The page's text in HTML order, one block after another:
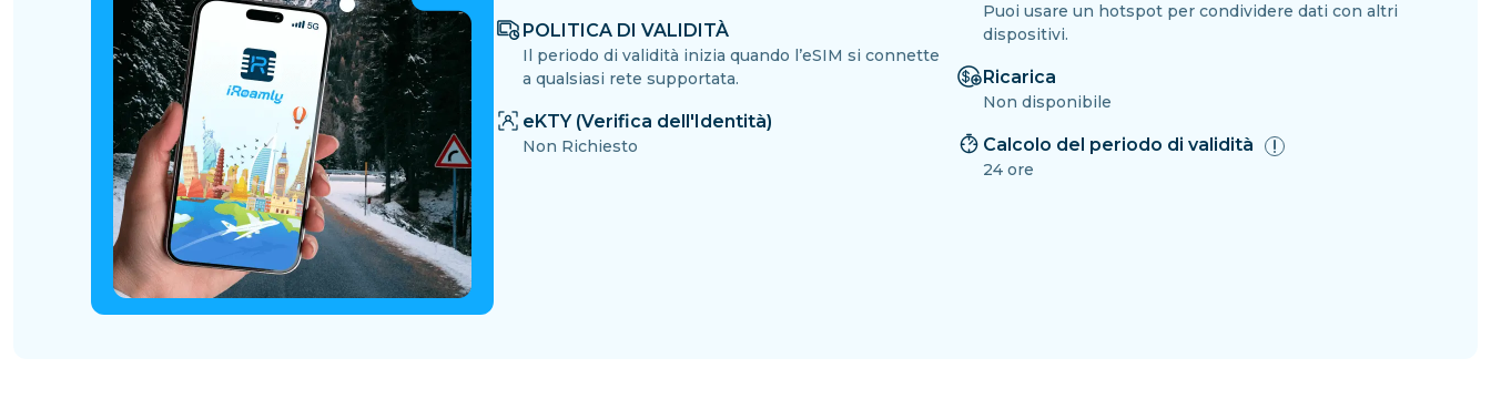
POLITICA DI VALIDITÀ
Il periodo di validità inizia quando l’eSIM si connette
a qualsiasi rete supportata.
eKTY (Verifica dell'Identità)
Non Richiesto
Puoi usare un hotspot per condividere dati con altri
dispositivi.
Ricarica
Non disponibile
Calcolo del periodo di validità
24 ore